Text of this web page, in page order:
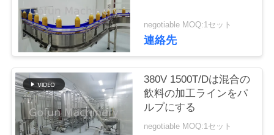
質
管
negotiable MOQ:1セット
連絡先
380V 1500T/Dは混合の
飲料の加工ラインをパ
ルプにする
negotiable MOQ:1セット